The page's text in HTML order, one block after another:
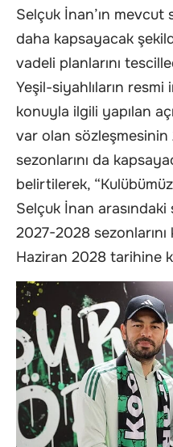
Selçuk İnan’ın
daha kapsayacak
vadeli planlarını
Yeşil-siyahlıların
konuyla ilgili yapılan
var olan
sezonlarını da
belirtilerek,
Selçuk İnan
2027-2028
Haziran 2028 tarihine